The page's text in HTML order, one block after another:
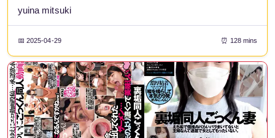
yuina mitsuki
📅 2025-04-29 ⏰ 128 mins